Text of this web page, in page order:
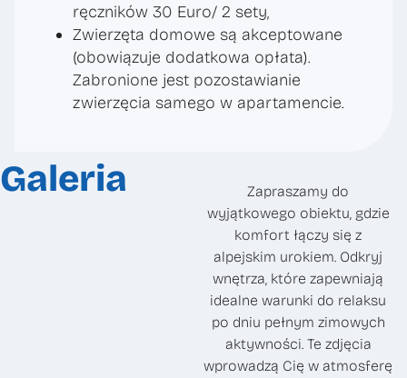
ręczników 30 Euro/ 2 sety,
Zwierzęta domowe są akceptowane
(obowiązuje dodatkowa opłata).
Zabronione jest pozostawianie
zwierzęcia samego w apartamencie.
Galeria
Zapraszamy do
wyjątkowego obiektu, gdzie
komfort łączy się z
alpejskim urokiem. Odkryj
wnętrza, które zapewniają
idealne warunki do relaksu
po dniu pełnym zimowych
aktywności. Te zdjęcia
wprowadzą Cię w atmosferę